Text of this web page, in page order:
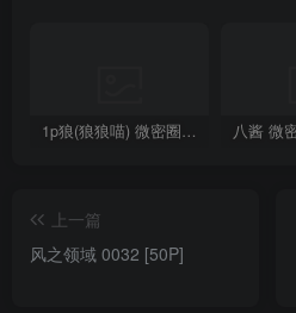
1p狼(狼狼喵) 微密圈/岛遇合集[持续更新2025.08.20]
上一篇
风之领域 0032 [50P]